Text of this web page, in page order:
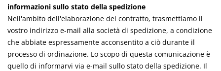
informazioni sullo stato della spedizione
Nell'ambito dell'elaborazione del contratto, trasmettiamo il
vostro indirizzo e-mail alla società di spedizione, a condizione
che abbiate espressamente acconsentito a ciò durante il
processo di ordinazione. Lo scopo di questa comunicazione è
quello di informarvi via e-mail sullo stato della spedizione. Il